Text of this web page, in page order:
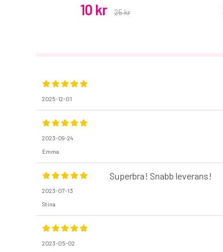
10 kr 25 kr
2025-12-01
2023-09-24
Emma
2023-07-13
Stina
Superbra! Snabb leverans!
2023-05-02